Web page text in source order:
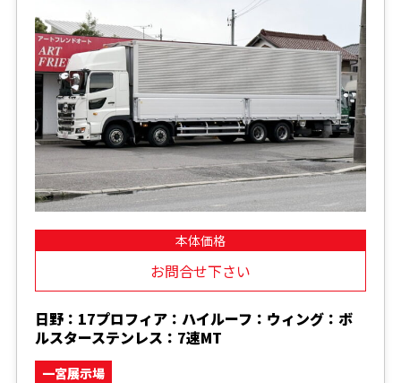
本体価格
お問合せ下さい
日野：17プロフィア：ハイルーフ：ウィング：ボ
ルスターステンレス：7速MT
一宮展示場